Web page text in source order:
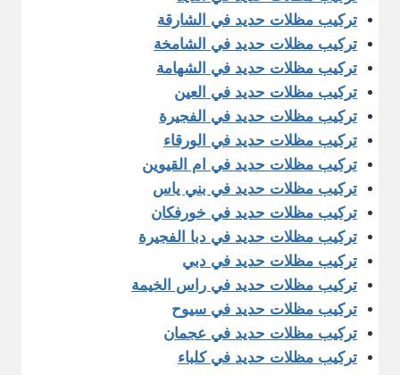
تركيب مظلات حديد في الشارقة
تركيب مظلات حديد في الشامخة
تركيب مظلات حديد في الشهامة
تركيب مظلات حديد في العين
تركيب مظلات حديد في الفجيرة
تركيب مظلات حديد في الورقاء
تركيب مظلات حديد في ام القيوين
تركيب مظلات حديد في بني ياس
تركيب مظلات حديد في خورفكان
تركيب مظلات حديد في دبا الفجيرة
تركيب مظلات حديد في دبي
تركيب مظلات حديد في راس الخيمة
تركيب مظلات حديد في سيوح
تركيب مظلات حديد في عجمان
تركيب مظلات حديد في كلباء